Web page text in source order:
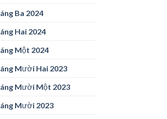
Ba 2024
Hai 2024
Một 2024
Mười Hai 2023
Mười Một 2023
Mười 2023